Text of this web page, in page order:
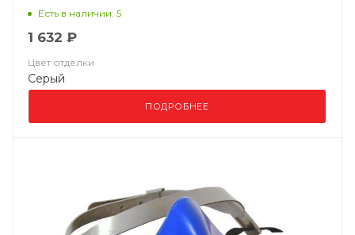
фильтр P3R)
Есть в наличии: 5
1 632 ₽
Цвет отделки
Серый
ПОДРОБНЕЕ